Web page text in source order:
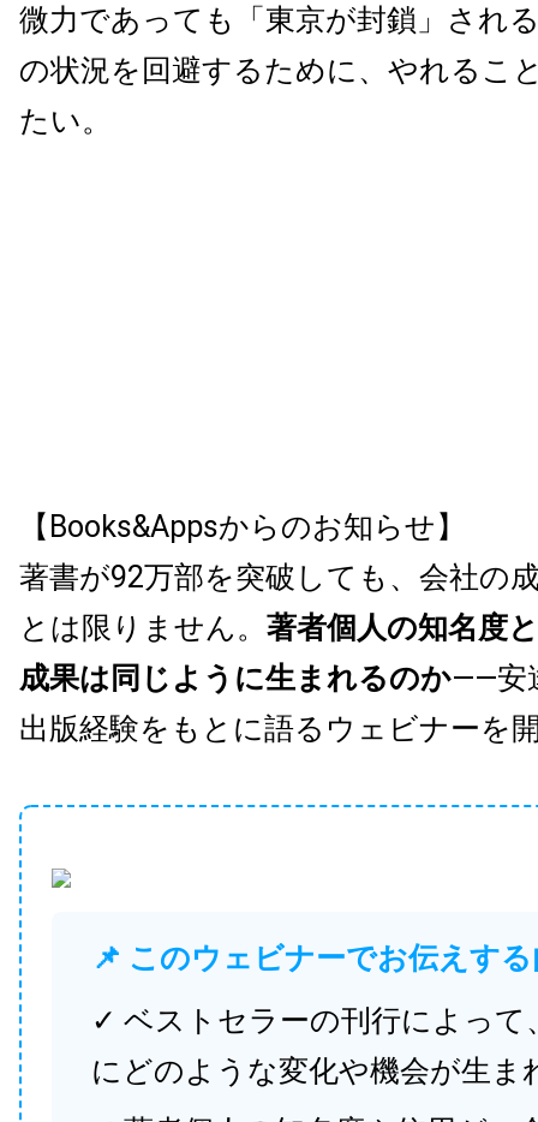
微力であっても「東京が封鎖」され
の状況を回避するために、やれるこ
たい。
【Books&Appsからのお知らせ】
著書が92万部を突破しても、会社の
とは限りません。 著者個人の知名度
成果は同じように生まれるのか——安
出版経験をもとに語るウェビナーを
📌 このウェビナーでお伝えす
✓ ベストセラーの刊行によって
にどのような変化や機会が生ま